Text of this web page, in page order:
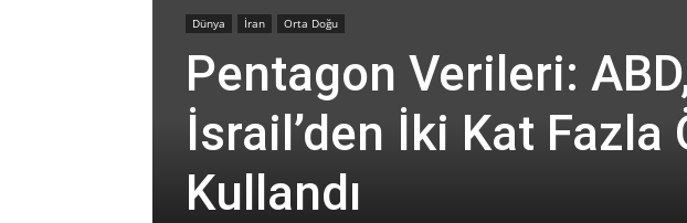
Dünya İran Orta Doğu
Pentagon Verileri:
İsrail’den İki Kat Fazla
Kullandı